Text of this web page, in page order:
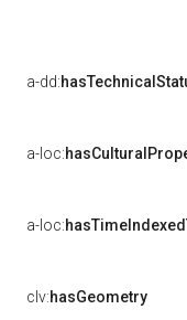
a-dd:
a-loc:
a-loc:
clv:hasGeometry